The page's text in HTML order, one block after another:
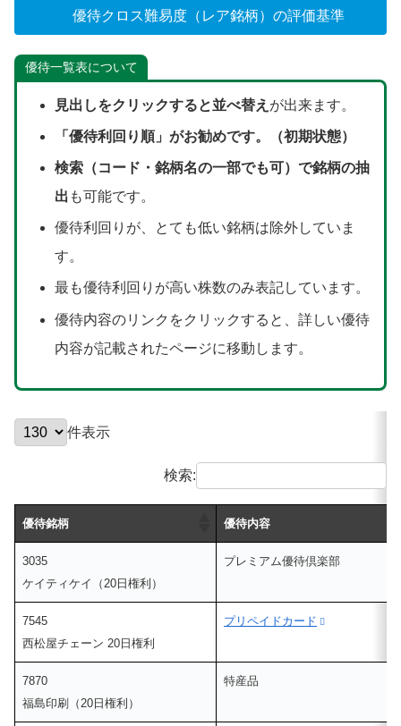
優待クロス難易度（レア銘柄）の評価基準
優待一覧表について
見出しをクリックすると並べ替え が出来ます。
「優待利回り順」がお勧めです。（初期状態）
検索（コード・銘柄名の一部でも可）で銘柄の抽
出 も可能です。
優待利回りが、とても低い銘柄は除外していま
す。
最も優待利回りが高い株数のみ表記しています。
優待内容のリンクをクリックすると、詳しい優待
内容が記載されたページに移動します。
件表示
検索:
優待銘柄 優待内容
3035
ケイティケイ（20日権利）
プレミアム優待倶楽部
7545
西松屋チェーン 20日権利
プリペイドカード
7870
福島印刷（20日権利）
特産品